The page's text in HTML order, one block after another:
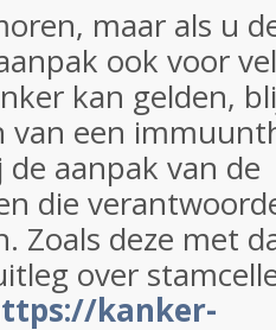
maar als u
ook voor
kan gelden,
van een
aanpak van de
die
Zoals deze met
over
kanker-